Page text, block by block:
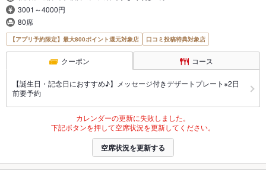
3001～4000円
80席
【アプリ予約限定】最大800ポイント還元対象店 口コミ投稿特典対象店
クーポン コース
【誕生日・記念日におすすめ♪】メッセージ付きデザートプレート※2日
前要予約
カレンダーの更新に失敗しました。
下記ボタンを押して空席状況を更新してください。
空席状況を更新する